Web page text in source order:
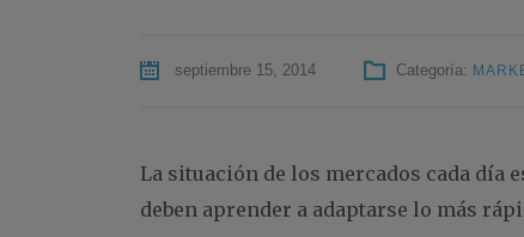
septiembre 15, 2014 Categoría:
La situación de los mercados cada día
deben aprender a adaptarse lo más